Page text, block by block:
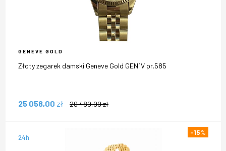
GENEVE GOLD
Złoty zegarek damski Geneve Gold GEN1V pr.585
25 058,00 zł 29 480,00zł
24h
-15%